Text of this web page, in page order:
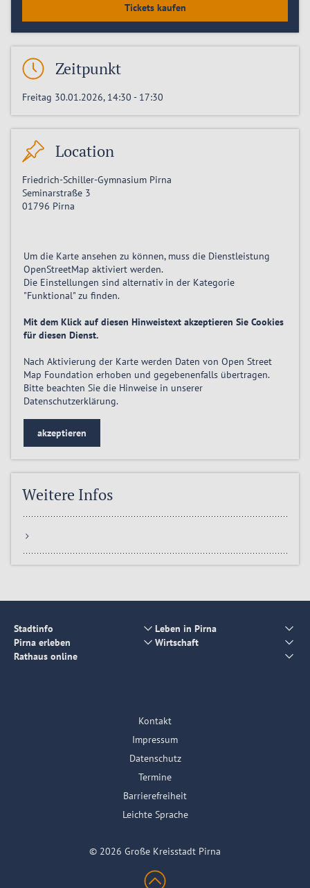
Tickets kaufen
Zeitpunkt
Freitag 30.01.2026, 14:30 - 17:30
Location
Friedrich-Schiller-Gymnasium Pirna
Seminarstraße 3
01796 Pirna
Um die Karte ansehen zu können, muss die Dienstleistung
OpenStreetMap aktiviert werden.
Die Einstellungen sind alternativ in der Kategorie
"Funktional" zu finden.
Mit dem Klick auf diesen Hinweistext akzeptieren Sie Cookies
für diesen Dienst.
Nach Aktivierung der Karte werden Daten von Open Street
Map Foundation erhoben und gegebenenfalls übertragen.
Bitte beachten Sie die Hinweise in unserer
Datenschutzerklärung.
akzeptieren
Weitere Infos
Stadtinfo
Leben in Pirna
Pirna erleben
Wirtschaft
Rathaus online
Kontakt
Impressum
Datenschutz
Termine
Barrierefreiheit
Leichte Sprache
© 2026 Große Kreisstadt Pirna